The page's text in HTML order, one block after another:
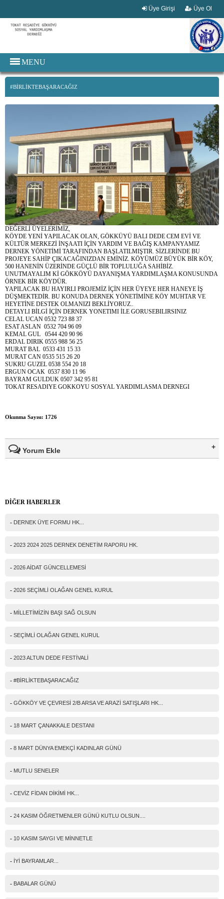
Üye Girişi Üye Ol
MENU
#BİRLİKTEBAŞARACAĞIZ
DEĞERLİ ÜYELERİMİZ,
KÖYDE YENİ YAPILACAK OLAN, GÖKKÜYÜ BALI DEDE CEM EVİ VE
KÜLTÜR MERKEZİ İNŞAATI İÇİN YARDIM VE BAĞIŞ KAMPANYAMIZ
DERNEK YÖNETİMİ TARAFINDAN BAŞLATILMIŞTIR. SİZLERİNDE BU
PROJEYE SAHİP ÇIKACAĞINIZDAN EMİNİZ. KÖYÜMÜZ BÜYÜK BİR KÖY,
500 HANENİN ÜZERİNDE GÜÇLÜ BİR TOPLULUĞA SAHİBİZ.
UNUTMAYALIM Kİ GÖKKÖYÜ DAYANIŞMA YARDIMLAŞMA KONUSUNDA
ÖRNEK BİR KÖYDÜR.
YAPILACAK BU HAYIRLI PROJEMİZ İÇİN HER ÜYEYE HER HANEYE İŞ
DÜŞMEKTEDİR. BU KONUDA DERNEK YÖNETİMİNE KÖY MUHTAR VE
HEYETİNE DESTEK OLMANIZI BEKLİYORUZ..
DETAYLI BİLGİ İÇİN DERNEK YONETIMI İLE GORUSEBILIRSINIZ
CELAL UCAN 0532 723 88 37
ESAT ASLAN 0532 704 96 09
KEMAL GUL 0544 420 90 96
ERDAL DIRIK 0555 988 56 25
MURAT BAL 0533 431 15 33
MURAT CAN 0535 515 26 20
SUKRU GUZEL 0538 554 20 18
ERGUN OCAK 0537 830 11 96
BAYRAM GULDUK 0507 342 95 81
TOKAT RESADIYE GOKKOYU SOSYAL YARDIMLASMA DERNEGI
Okunma Sayısı: 1726
Yorum Ekle
Mesajınız(*)
IP Adresiniz
216.73.217.36
DİĞER HABERLER
- DERNEK ÜYE FORMU HK...
- 2023 2024 2025 DERNEK DENETİM RAPORU HK.
- 2026 AİDAT GÜNCELLEMESİ
- 2026 SEÇİMLİ OLAĞAN GENEL KURUL
- MİLLETİMİZİN BAŞI SAĞ OLSUN
- SEÇİMLİ OLAĞAN GENEL KURUL
- 2023 ALTUN DEDE FESTİVALİ
- #BİRLİKTEBAŞARACAĞIZ
- GÖKKÖY VE ÇEVRESİ 2/B ARSA VE ARAZİ SATIŞLARI HK...
- 18 MART ÇANAKKALE DESTANI
- 8 MART DÜNYA EMEKÇİ KADINLAR GÜNÜ
- MUTLU SENELER
- CEVİZ FİDAN DİKİMİ HK...
- 24 KASIM ÖĞRETMENLER GÜNÜ KUTLU OLSUN....
- 10 KASIM SAYGI VE MİNNETLE
- İYİ BAYRAMLAR...
- BABALAR GÜNÜ